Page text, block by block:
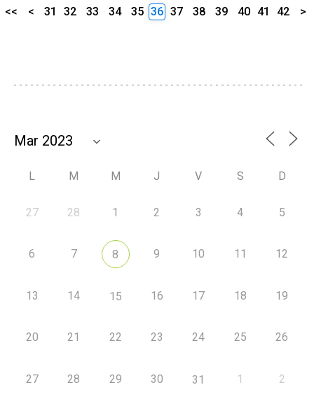
<< < 31 32 33 34 35 36 37 38 39 40 41 42 >
L M M J V S D
27 28 1 2 3 4 5
6 7 8 9 10 11 12
13 14 15 16 17 18 19
20 21 22 23 24 25 26
27 28 29 30 31 1 2